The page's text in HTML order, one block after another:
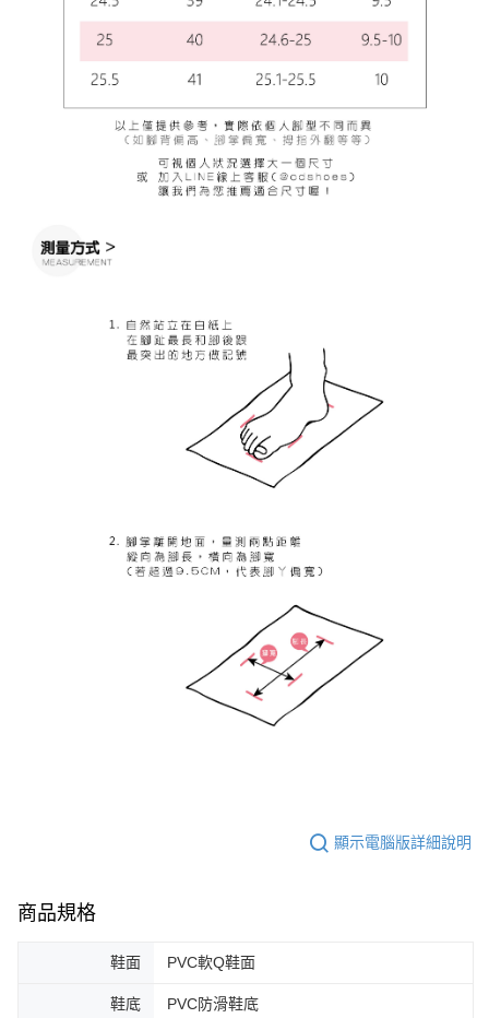
顯示電腦版詳細說明
商品規格
鞋面 PVC軟Q鞋面
鞋底 PVC防滑鞋底